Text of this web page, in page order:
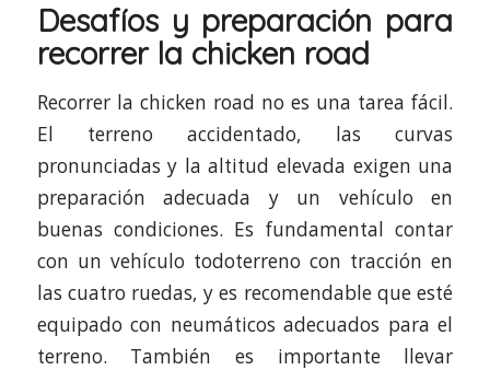
Desafíos y preparación para
recorrer la chicken road
Recorrer la chicken road no es una tarea fácil.
El terreno accidentado, las curvas
pronunciadas y la altitud elevada exigen una
preparación adecuada y un vehículo en
buenas condiciones. Es fundamental contar
con un vehículo todoterreno con tracción en
las cuatro ruedas, y es recomendable que esté
equipado con neumáticos adecuados para el
terreno. También es importante llevar